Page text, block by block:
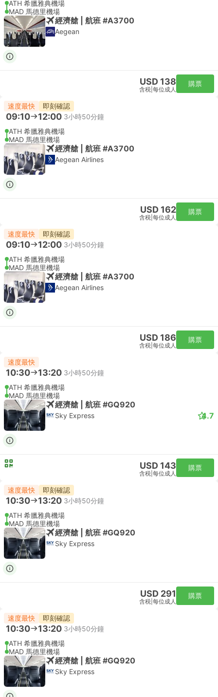
ATH 希臘雅典機場
MAD 馬德里機場
經濟艙 | 航班 #A3700
Aegean
USD 138
含税 每位成人
購票
速度最快 即刻確認
09:10 12:00 3小時50分鐘
ATH 希臘雅典機場
MAD 馬德里機場
經濟艙 | 航班 #A3700
Aegean Airlines
USD 162
含税 每位成人
購票
速度最快 即刻確認
09:10 12:00 3小時50分鐘
ATH 希臘雅典機場
MAD 馬德里機場
經濟艙 | 航班 #A3700
Aegean Airlines
USD 186
含税 每位成人
購票
速度最快
10:30 13:20 3小時50分鐘
ATH 希臘雅典機場
MAD 馬德里機場
經濟艙 | 航班 #GQ920
Sky Express 4.7
USD 143
含税 每位成人
購票
速度最快 即刻確認
10:30 13:20 3小時50分鐘
ATH 希臘雅典機場
MAD 馬德里機場
經濟艙 | 航班 #GQ920
Sky Express
USD 291
含税 每位成人
購票
速度最快 即刻確認
10:30 13:20 3小時50分鐘
ATH 希臘雅典機場
MAD 馬德里機場
經濟艙 | 航班 #GQ920
Sky Express